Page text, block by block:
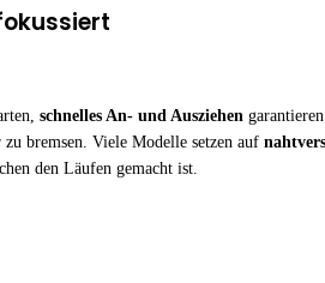
schnelles An- und Ausziehen
bremsen. Viele Modelle setzen auf
den Läufen gemacht ist.